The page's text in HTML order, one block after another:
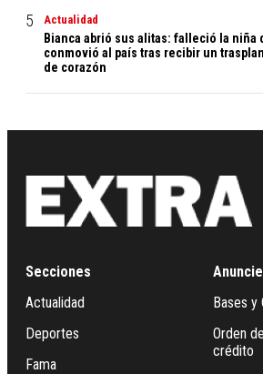
Actualidad
Bianca abrió sus alitas: falleció la niña
conmovió al país tras recibir un
de corazón
Secciones
Actualidad
Deportes
Fama
Bases y
Orden
crédito